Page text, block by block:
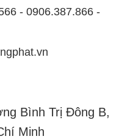
- 0906.387.866 -
Bình Trị Đông B,
Minh